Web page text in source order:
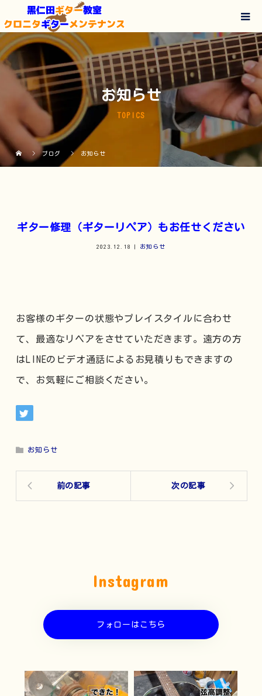
お知らせ
TOPICS
ブログ お知らせ
ギター修理（ギターリペア）もお任せください
2023.12.18 お知らせ
お客様のギターの状態やプレイスタイルに合わせ
て、最適なリペアをさせていただきます。遠方の方
はLINEのビデオ通話によるお見積りもできますの
で、お気軽にご相談ください。
お知らせ
前の記事 次の記事
Instagram
フォローはこちら